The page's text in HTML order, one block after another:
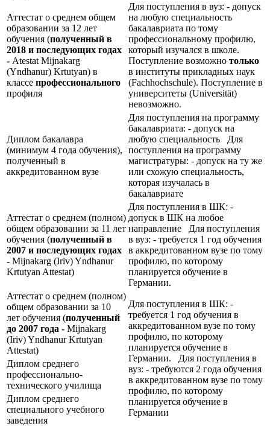
Аттестат о среднем общем
образовании за 12 лет
обучения (полученный в
2018 и последующих годах
- Atestat Mijnakarg
(Yndhanur) Krtutyan) в
классе профессионального
профиля
Для поступления в вуз: - допуск
на любую специальность
бакалавриата по тому
профессиональному профилю,
который изучался в школе.
Поступление возможно только
в институты прикладных наук
(Fachhochschule). Поступление в
университеты (Universität)
невозможно.
Диплом бакалавра
(минимум 4 года обучения),
полученный в
аккредитованном вузе
Для поступления на программу
бакалавриата: - допуск на
любую специальность Для
поступления на программу
магистратуры: - допуск на ту же
или схожую специальность,
которая изучалась в
бакалавриате
Аттестат о среднем (полном)
общем образовании за 11 лет
обучения (полученный в
2007 и последующих годах
- Mijnakarg (Iriv) Yndhanur
Krtutyan Attestat)
Для поступления в ШК: -
допуск в ШК на любое
направление Для поступления
в вуз: - требуется 1 год обучения
в аккредитованном вузе по тому
профилю, по которому
планируется обучение в
Германии.
Аттестат о среднем (полном)
общем образовании за 10
лет обучения (полученный
до 2007 года - Mijnakarg
(Iriv) Yndhanur Krtutyan
Attestat)
Для поступления в ШК: -
требуется 1 год обучения в
аккредитованном вузе по тому
профилю, по которому
планируется обучение в
Германии. Для поступления в
вуз: - требуются 2 года обучения
в аккредитованном вузе по тому
профилю, по которому
планируется обучение в
Германии
Диплом среднего
профессионально-
технического училища
Диплом среднего
специального учебного
заведения